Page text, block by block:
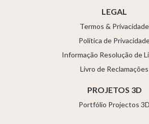
LEGAL
Termos & Privacidade
Política de
Informação Resolução de
Livro de Reclamações
PROJETOS 3D
Portfólio Projectos 3D